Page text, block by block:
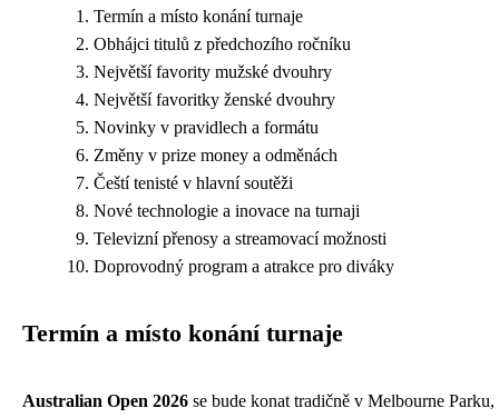
Termín a místo konání turnaje
Obhájci titulů z předchozího ročníku
Největší favority mužské dvouhry
Největší favoritky ženské dvouhry
Novinky v pravidlech a formátu
Změny v prize money a odměnách
Čeští tenisté v hlavní soutěži
Nové technologie a inovace na turnaji
Televizní přenosy a streamovací možnosti
Doprovodný program a atrakce pro diváky
Termín a místo konání turnaje
Australian Open 2026 se bude konat tradičně v Melbourne Parku,